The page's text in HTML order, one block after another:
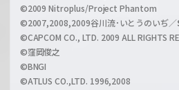
l
©2009 Nitroplus/Project Phantom
©2007,2008,2009谷川流･いとうのいぢ／
©CAPCOM CO., LTD. 2009 ALL RIGHTS
©窪岡俊之
©BNGI
©ATLUS CO.,LTD. 1996,2008